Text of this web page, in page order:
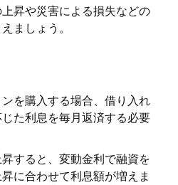
昇や災害による損失などの
ましょう。
を購入する場合、借り入れ
た利息を毎月返済する必要
すると、変動金利で融資を
に合わせて利息額が増えま